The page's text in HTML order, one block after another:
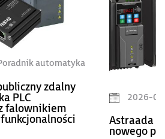
automatyka
zdalny
PLC
falownikiem
2026-
Astraada
nowego